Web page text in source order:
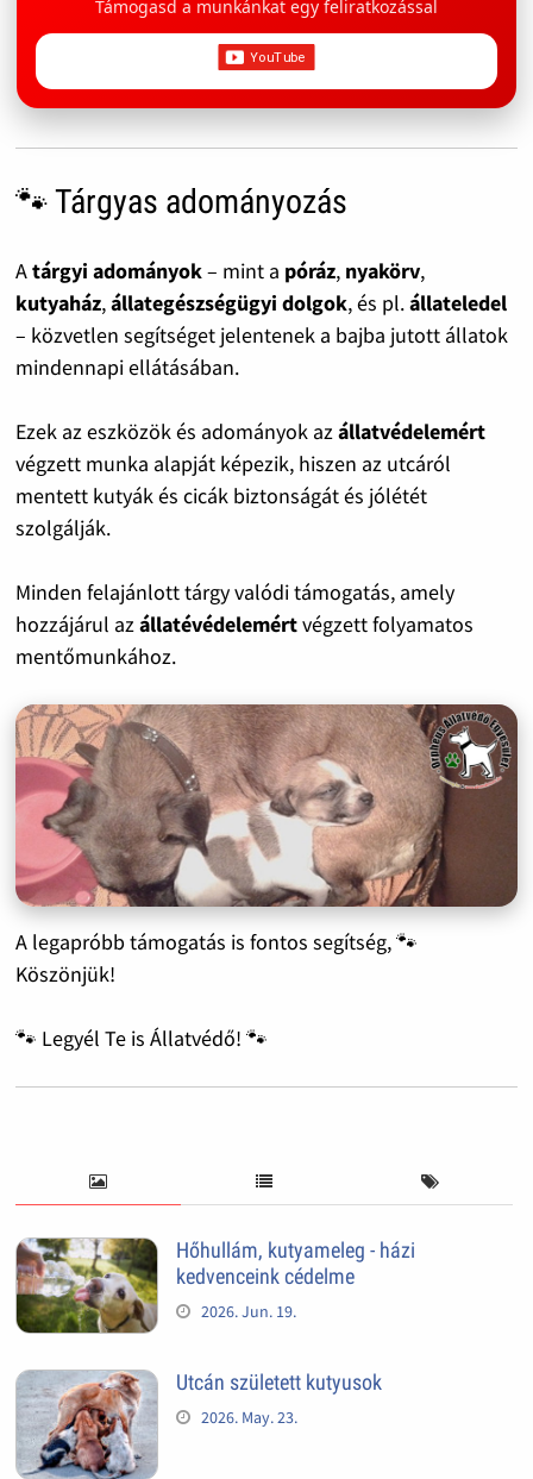
Támogasd a munkánkat egy feliratkozással
🐾 Tárgyas adományozás
Atárgyi adományok– mint a póráz, nyakörv,
kutyaház,állategészségügyi dolgok, és pl.állateledel
– közvetlen segítséget jelentenek a bajba jutott állatok
mindennapi ellátásában.
Ezek az eszközök és adományok az állatvédelemért
végzett munka alapját képezik, hiszen az utcáról
mentett kutyák és cicák biztonságát és jólétét
szolgálják.
Minden felajánlott tárgy valódi támogatás, amely
hozzájárul az állatévédelemértvégzett folyamatos
mentőmunkához.
A legapróbb támogatás is fontos segítség, 🐾
Köszönjük!
🐾 Legyél Te is Állatvédő! 🐾
Hőhullám, kutyameleg - házi
kedvenceink cédelme
2026. Jun. 19.
Utcán született kutyusok
2026. May. 23.